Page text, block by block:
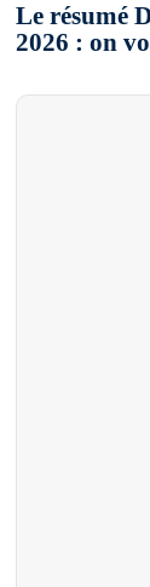
Le résumé
2026 : on